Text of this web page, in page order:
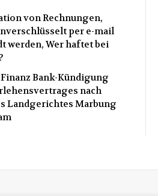
von Rechnungen,
per e-mail
werden, Wer haftet bei
Bank-Kündigung
nach
Landgerichtes Marbung